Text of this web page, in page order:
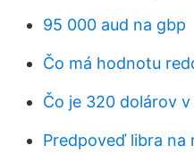
95 000 aud na gbp
Čo má hodnotu
Čo je 320 dolárov
Predpoveď libra na